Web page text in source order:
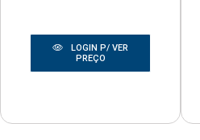
LOGIN P/ VER
PREÇO